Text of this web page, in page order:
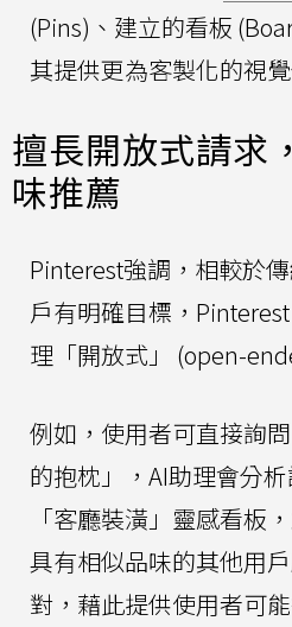
(Pins)、建立的看板
其提供更為客製化的視
擅長開放式請求
味推薦
Pinterest強調，相較於
戶有明確目標，
理「開放式」 (open-
例如，使用者可直接詢
的抱枕」，AI助理會分
「客廳裝潢」靈感看板
具有相似品味的其他用
對，藉此提供使用者可